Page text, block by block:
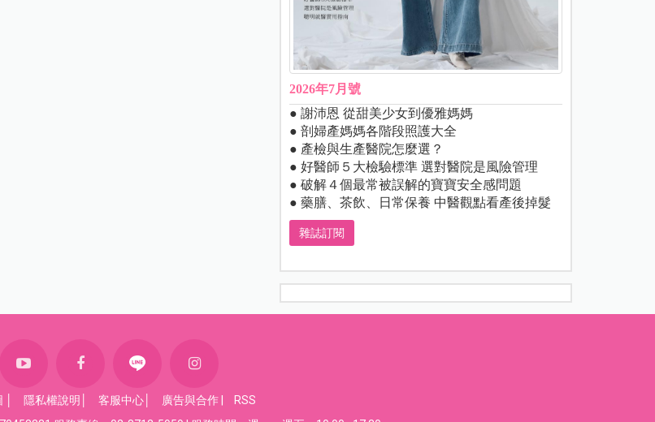
2026年7月號
● 謝沛恩 從甜美少女到優雅媽媽
● 剖婦產媽媽各階段照護大全
● 產檢與生產醫院怎麼選？
● 好醫師５大檢驗標準 選對醫院是風險管理
● 破解４個最常被誤解的寶寶安全感問題
● 藥膳、茶飲、日常保養 中醫觀點看產後掉髮
雜誌訂閱
隱私權說明 客服中心 廣告與合作
RSS